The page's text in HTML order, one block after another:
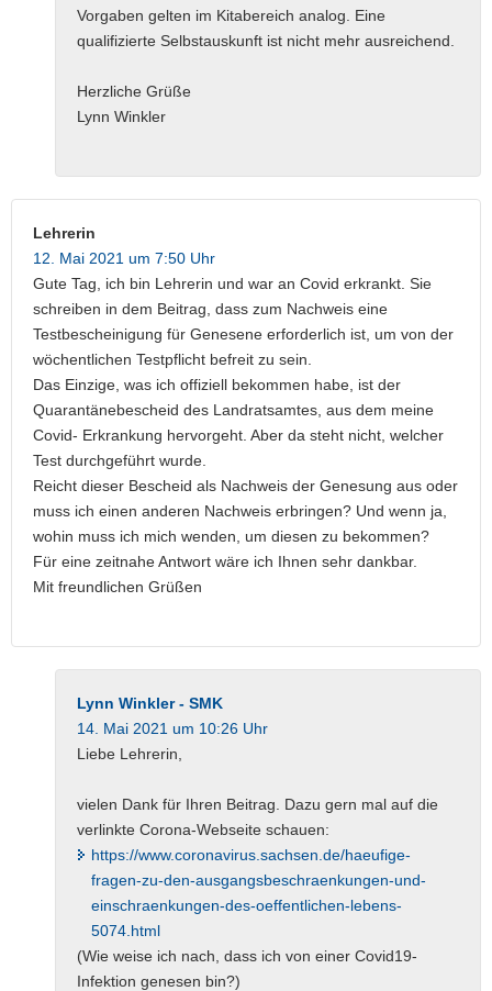
Vorgaben gelten im Kitabereich analog. Eine
qualifizierte Selbstauskunft ist nicht mehr ausreichend.
Herzliche Grüße
Lynn Winkler
Lehrerin
12. Mai 2021 um 7:50 Uhr
Gute Tag, ich bin Lehrerin und war an Covid erkrankt. Sie
schreiben in dem Beitrag, dass zum Nachweis eine
Testbescheinigung für Genesene erforderlich ist, um von der
wöchentlichen Testpflicht befreit zu sein.
Das Einzige, was ich offiziell bekommen habe, ist der
Quarantänebescheid des Landratsamtes, aus dem meine
Covid- Erkrankung hervorgeht. Aber da steht nicht, welcher
Test durchgeführt wurde.
Reicht dieser Bescheid als Nachweis der Genesung aus oder
muss ich einen anderen Nachweis erbringen? Und wenn ja,
wohin muss ich mich wenden, um diesen zu bekommen?
Für eine zeitnahe Antwort wäre ich Ihnen sehr dankbar.
Mit freundlichen Grüßen
Lynn Winkler - SMK
14. Mai 2021 um 10:26 Uhr
Liebe Lehrerin,
vielen Dank für Ihren Beitrag. Dazu gern mal auf die
verlinkte Corona-Webseite schauen:
https://www.coronavirus.sachsen.de/haeufige-
fragen-zu-den-ausgangsbeschraenkungen-und-
einschraenkungen-des-oeffentlichen-lebens-
5074.html
(Wie weise ich nach, dass ich von einer Covid19-
Infektion genesen bin?)